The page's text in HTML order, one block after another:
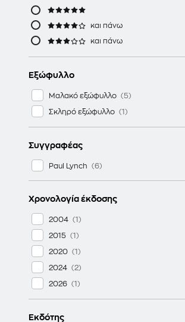
και πάνω
και πάνω
Εξώφυλλο
Μαλακό εξώφυλλο
Σκληρό εξώφυλλο
Συγγραφέας
Paul Lynch
Χρονολογία έκδοσης
2004
2015
2020
2024
2026
Εκδότης